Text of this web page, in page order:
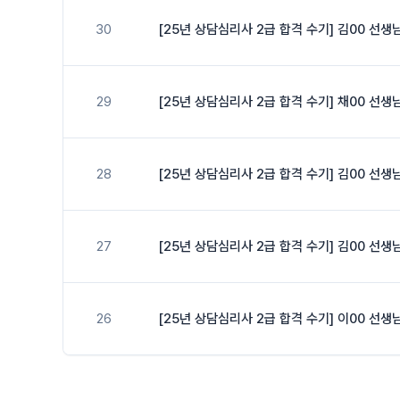
30 [25년 상담심리사 2급 합격 수기] 김00 선생
29 [25년 상담심리사 2급 합격 수기] 채00 선생
28 [25년 상담심리사 2급 합격 수기] 김00 선생
27 [25년 상담심리사 2급 합격 수기] 김00 선생
26 [25년 상담심리사 2급 합격 수기] 이00 선생